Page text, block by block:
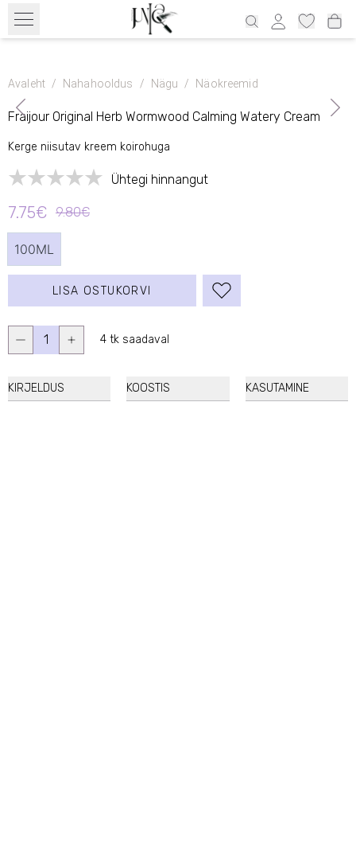
Tasuta transport alates 39€ üle Eesti ja 69€ Läti, 69€ Leedu, 100€
Soome
Avaleht / Nahahooldus / Nägu / Näokreemid
Fraijour Original Herb Wormwood Calming Watery Cream
Kerge niisutav kreem koirohuga
Ühtegi hinnangut
7.75€ 9.80€
100ML
LISA OSTUKORVI
1 4 tk saadaval
KIRJELDUS KOOSTIS KASUTAMINE